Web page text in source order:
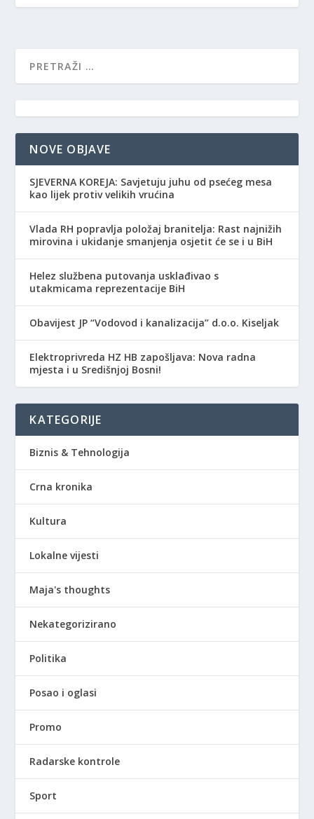
NOVE OBJAVE
SJEVERNA KOREJA: Savjetuju juhu od psećeg mesa
kao lijek protiv velikih vrućina
Vlada RH popravlja položaj branitelja: Rast najnižih
mirovina i ukidanje smanjenja osjetit će se i u BiH
Helez službena putovanja usklađivao s
utakmicama reprezentacije BiH
Obavijest JP “Vodovod i kanalizacija” d.o.o. Kiseljak
Elektroprivreda HZ HB zapošljava: Nova radna
mjesta i u Središnjoj Bosni!
KATEGORIJE
Biznis & Tehnologija
Crna kronika
Kultura
Lokalne vijesti
Maja's thoughts
Nekategorizirano
Politika
Posao i oglasi
Promo
Radarske kontrole
Sport